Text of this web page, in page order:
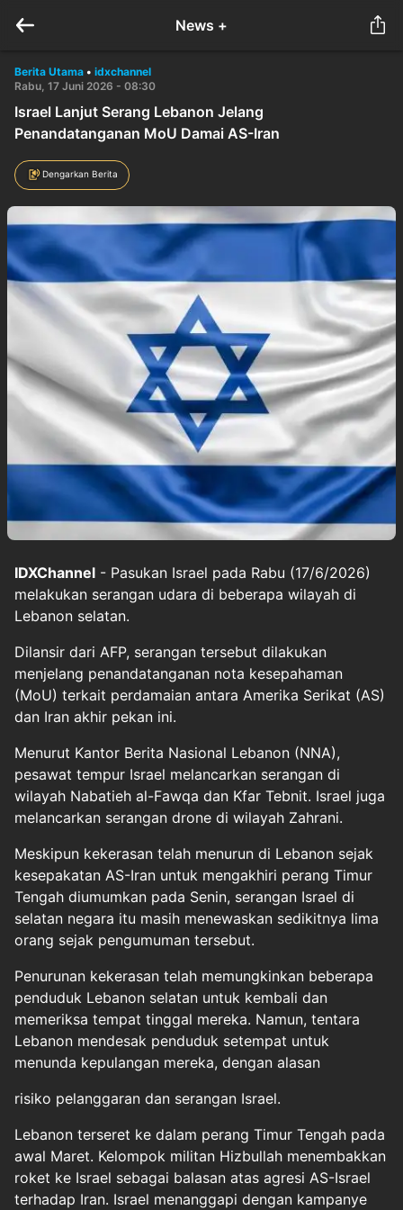
News +
Berita Utama • idxchannel
Rabu, 17 Juni 2026 - 08:30
Israel Lanjut Serang Lebanon Jelang
Penandatanganan MoU Damai AS-Iran
Dengarkan Berita
IDXChannel - Pasukan Israel pada Rabu (17/6/2026)
melakukan serangan udara di beberapa wilayah di
Lebanon selatan.
Dilansir dari AFP, serangan tersebut dilakukan
menjelang penandatanganan nota kesepahaman
(MoU) terkait perdamaian antara Amerika Serikat (AS)
dan Iran akhir pekan ini.
Menurut Kantor Berita Nasional Lebanon (NNA),
pesawat tempur Israel melancarkan serangan di
wilayah Nabatieh al-Fawqa dan Kfar Tebnit. Israel juga
melancarkan serangan drone di wilayah Zahrani.
Meskipun kekerasan telah menurun di Lebanon sejak
kesepakatan AS-Iran untuk mengakhiri perang Timur
Tengah diumumkan pada Senin, serangan Israel di
selatan negara itu masih menewaskan sedikitnya lima
orang sejak pengumuman tersebut.
Penurunan kekerasan telah memungkinkan beberapa
penduduk Lebanon selatan untuk kembali dan
memeriksa tempat tinggal mereka. Namun, tentara
Lebanon mendesak penduduk setempat untuk
menunda kepulangan mereka, dengan alasan
risiko pelanggaran dan serangan Israel.
Lebanon terseret ke dalam perang Timur Tengah pada
awal Maret. Kelompok militan Hizbullah menembakkan
roket ke Israel sebagai balasan atas agresi AS-Israel
terhadap Iran. Israel menanggapi dengan kampanye